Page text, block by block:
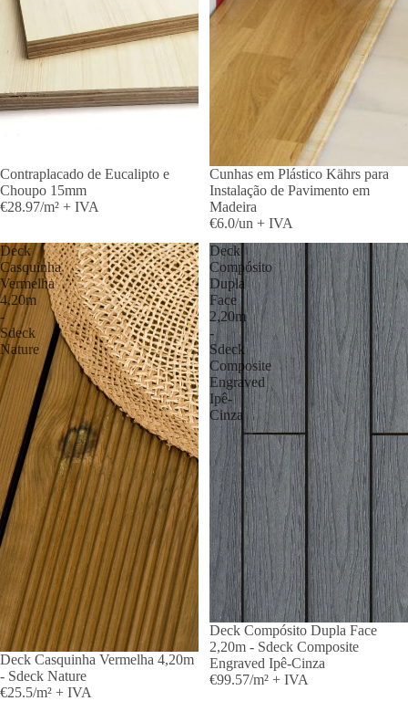
Contraplacado de Eucalipto e
Choupo 15mm
€28.97/m² + IVA
Cunhas em Plástico Kährs para
Instalação de Pavimento em
Madeira
€6.0/un + IVA
Deck
Casquinha
Vermelha
4,20m
-
Sdeck
Nature
Deck Casquinha Vermelha 4,20m
- Sdeck Nature
€25.5/m² + IVA
Deck
Compósito
Dupla
Face
2,20m
-
Sdeck
Composite
Engraved
Ipê-
Cinza
Deck Compósito Dupla Face
2,20m - Sdeck Composite
Engraved Ipê-Cinza
€99.57/m² + IVA